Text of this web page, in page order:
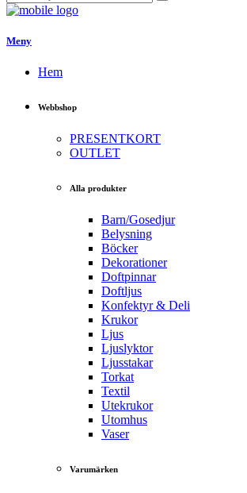
Meny
Hem
Webbshop
PRESENTKORT
OUTLET
Alla produkter
Barn/Gosedjur
Belysning
Böcker
Dekorationer
Doftpinnar
Doftljus
Konfektyr & Deli
Krukor
Ljus
Ljuslyktor
Ljusstakar
Torkat
Textil
Utekrukor
Utomhus
Vaser
Varumärken